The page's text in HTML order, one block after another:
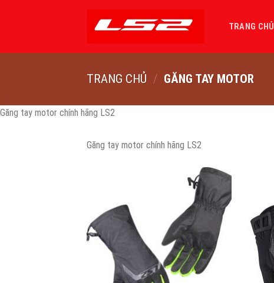
dung
TRANG CHỦ
TRANG CHỦ / GĂNG TAY MOTOR
Găng tay motor chính hãng LS2
Găng tay motor chính hãng LS2